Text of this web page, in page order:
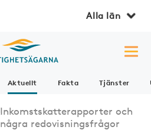
Alla län
Aktuellt Fakta Tjänster
Inkomstskatterapporter och
några redovisningsfrågor